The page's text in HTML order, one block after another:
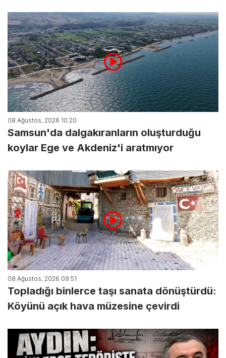
08 Ağustos, 2026 10:20
Samsun'da dalgakıranların oluşturduğu
koylar Ege ve Akdeniz'i aratmıyor
08 Ağustos, 2026 09:51
Topladığı binlerce taşı sanata dönüştürdü:
Köyünü açık hava müzesine çevirdi